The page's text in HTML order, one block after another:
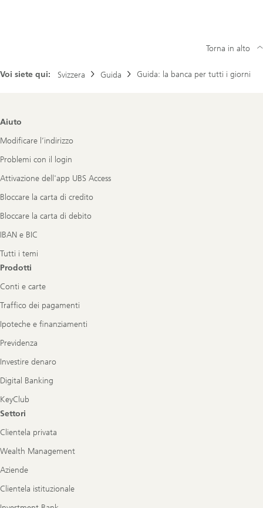
Voi siete qui: Svizzera Guida Guida: la banca per tutti i giorni
Torna in alto
Footer
Aiuto
Modificare l’indirizzo
Problemi con il login
Attivazione dell'app UBS Access
Bloccare la carta di credito
Bloccare la carta di debito
IBAN e BIC
Tutti i temi
Prodotti
Conti e carte
Traffico dei pagamenti
Ipoteche e finanziamenti
Previdenza
Investire denaro
Digital Banking
KeyClub
Settori
Clientela privata
Wealth Management
Aziende
Clientela istituzionale